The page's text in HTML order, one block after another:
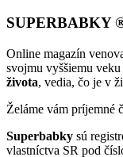
SUPERBABKY
Online magazín
svojmu vyššiemu veku
života, vedia, čo je v
Želáme vám príjemné
Superbabky sú
vlastníctva SR pod